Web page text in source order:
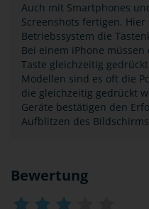
Auch mit Smartphones
Screenshots fertigen.
Betriebssystem die
Bei einem iPhone
Taste gleichzeitig
Modellen sind es oft die
die gleichzeitig gedrückt
Geräte bestätigen den
Aufblitzen des
Bewertung